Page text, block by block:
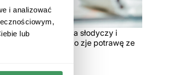
i analizować
lub
po nim dodająca słodyczy i
szansa, że dziecko zje potrawę ze